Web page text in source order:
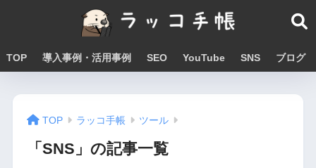
TOP 導入事例・活用事例 SEO YouTube SNS ブログ
TOP ラッコ手帳 ツール
「SNS」の記事一覧